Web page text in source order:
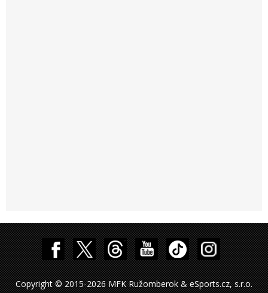
Copyright © 2015-2026 MFK Ružomberok & eSports.cz, s.r.o.